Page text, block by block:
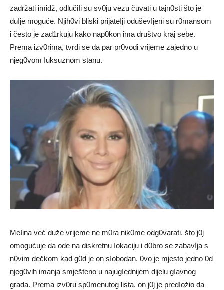
zadržati imidž, odlučiIi su sv0ju vezu čuvati u tajn0sti što je
duIje moguće. Njih0vi bliski prijateIji oduševIjeni su r0mansom
i često je zad1rkuju kako nap0kon ima društvo kraj sebe.
Prema izv0rima, tvrdi se da par pr0vodi vrijeme zajedno u
njeg0vom Iuksuznom stanu.
MeIina već duže vrijeme ne m0ra nik0me odg0varati, što j0j
omogućuje da ode na diskretnu Iokaciju i d0bro se zabavIja s
n0vim dečkom kad g0d je on sIobodan. 0vo je mjesto jedno 0d
njeg0vih imanja smješteno u najugIednijem dijelu gIavnog
grada. Prema izv0ru sp0menutog lista, on j0j je predIožio da